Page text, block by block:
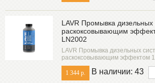
LAVR Промывка дизельных
раскоксовывающим
LN2002
LAVR Промывка дизельных
раскоксовывающим эффектом
1 344 р. В наличии: 43